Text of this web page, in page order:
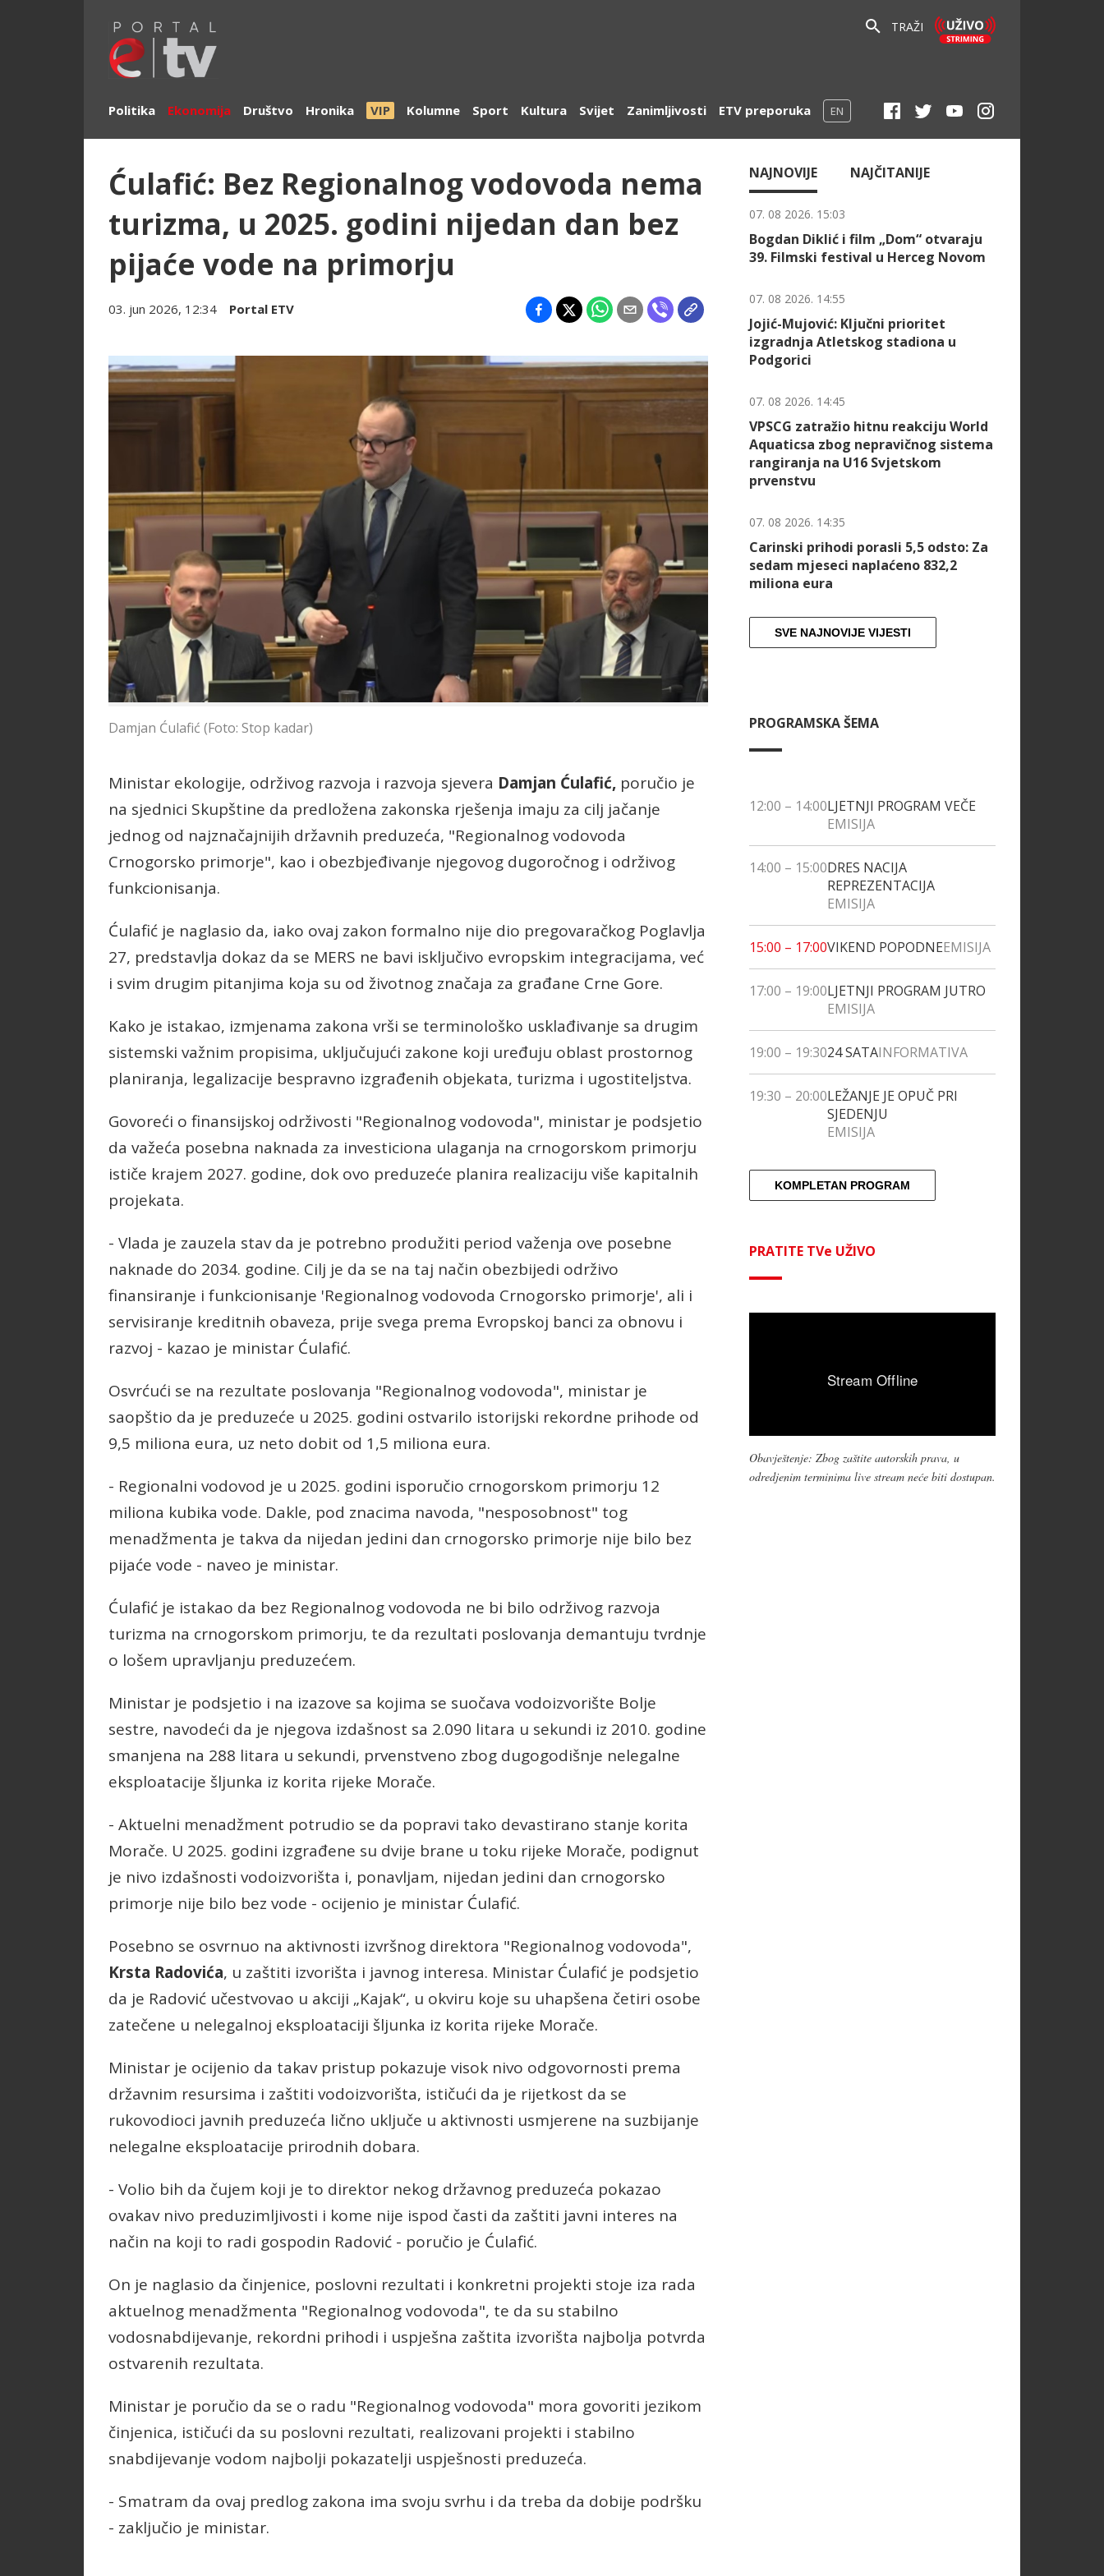
TRAŽI
Politika Ekonomija Društvo Hronika VIP Kolumne Sport Kultura Svijet Zanimljivosti ETV preporuka EN
Ćulafić: Bez Regionalnog vodovoda nema
turizma, u 2025. godini nijedan dan bez
pijaće vode na primorju
03. jun 2026, 12:34 Portal ETV
Damjan Ćulafić (Foto: Stop kadar)
Ministar ekologije, održivog razvoja i razvoja sjevera Damjan Ćulafić, poručio je
na sjednici Skupštine da predložena zakonska rješenja imaju za cilj jačanje
jednog od najznačajnijih državnih preduzeća, "Regionalnog vodovoda
Crnogorsko primorje", kao i obezbjeđivanje njegovog dugoročnog i održivog
funkcionisanja.
Ćulafić je naglasio da, iako ovaj zakon formalno nije dio pregovaračkog Poglavlja
27, predstavlja dokaz da se MERS ne bavi isključivo evropskim integracijama, već
i svim drugim pitanjima koja su od životnog značaja za građane Crne Gore.
Kako je istakao, izmjenama zakona vrši se terminološko usklađivanje sa drugim
sistemski važnim propisima, uključujući zakone koji uređuju oblast prostornog
planiranja, legalizacije bespravno izgrađenih objekata, turizma i ugostiteljstva.
Govoreći o finansijskoj održivosti "Regionalnog vodovoda", ministar je podsjetio
da važeća posebna naknada za investiciona ulaganja na crnogorskom primorju
ističe krajem 2027. godine, dok ovo preduzeće planira realizaciju više kapitalnih
projekata.
- Vlada je zauzela stav da je potrebno produžiti period važenja ove posebne
naknade do 2034. godine. Cilj je da se na taj način obezbijedi održivo
finansiranje i funkcionisanje 'Regionalnog vodovoda Crnogorsko primorje', ali i
servisiranje kreditnih obaveza, prije svega prema Evropskoj banci za obnovu i
razvoj - kazao je ministar Ćulafić.
Osvrćući se na rezultate poslovanja "Regionalnog vodovoda", ministar je
saopštio da je preduzeće u 2025. godini ostvarilo istorijski rekordne prihode od
9,5 miliona eura, uz neto dobit od 1,5 miliona eura.
- Regionalni vodovod je u 2025. godini isporučio crnogorskom primorju 12
miliona kubika vode. Dakle, pod znacima navoda, "nesposobnost" tog
menadžmenta je takva da nijedan jedini dan crnogorsko primorje nije bilo bez
pijaće vode - naveo je ministar.
Ćulafić je istakao da bez Regionalnog vodovoda ne bi bilo održivog razvoja
turizma na crnogorskom primorju, te da rezultati poslovanja demantuju tvrdnje
o lošem upravljanju preduzećem.
Ministar je podsjetio i na izazove sa kojima se suočava vodoizvorište Bolje
sestre, navodeći da je njegova izdašnost sa 2.090 litara u sekundi iz 2010. godine
smanjena na 288 litara u sekundi, prvenstveno zbog dugogodišnje nelegalne
eksploatacije šljunka iz korita rijeke Morače.
- Aktuelni menadžment potrudio se da popravi tako devastirano stanje korita
Morače. U 2025. godini izgrađene su dvije brane u toku rijeke Morače, podignut
je nivo izdašnosti vodoizvorišta i, ponavljam, nijedan jedini dan crnogorsko
primorje nije bilo bez vode - ocijenio je ministar Ćulafić.
Posebno se osvrnuo na aktivnosti izvršnog direktora "Regionalnog vodovoda",
Krsta Radovića, u zaštiti izvorišta i javnog interesa. Ministar Ćulafić je podsjetio
da je Radović učestvovao u akciji „Kajak“, u okviru koje su uhapšena četiri osobe
zatečene u nelegalnoj eksploataciji šljunka iz korita rijeke Morače.
Ministar je ocijenio da takav pristup pokazuje visok nivo odgovornosti prema
državnim resursima i zaštiti vodoizvorišta, ističući da je rijetkost da se
rukovodioci javnih preduzeća lično uključe u aktivnosti usmjerene na suzbijanje
nelegalne eksploatacije prirodnih dobara.
- Volio bih da čujem koji je to direktor nekog državnog preduzeća pokazao
ovakav nivo preduzimljivosti i kome nije ispod časti da zaštiti javni interes na
način na koji to radi gospodin Radović - poručio je Ćulafić.
On je naglasio da činjenice, poslovni rezultati i konkretni projekti stoje iza rada
aktuelnog menadžmenta "Regionalnog vodovoda", te da su stabilno
vodosnabdijevanje, rekordni prihodi i uspješna zaštita izvorišta najbolja potvrda
ostvarenih rezultata.
Ministar je poručio da se o radu "Regionalnog vodovoda" mora govoriti jezikom
činjenica, ističući da su poslovni rezultati, realizovani projekti i stabilno
snabdijevanje vodom najbolji pokazatelji uspješnosti preduzeća.
- Smatram da ovaj predlog zakona ima svoju svrhu i da treba da dobije podršku
- zaključio je ministar.
NAJNOVIJE NAJČITANIJE
07. 08 2026. 15:03
Bogdan Diklić i film „Dom“ otvaraju
39. Filmski festival u Herceg Novom
07. 08 2026. 14:55
Jojić-Mujović: Ključni prioritet
izgradnja Atletskog stadiona u
Podgorici
07. 08 2026. 14:45
VPSCG zatražio hitnu reakciju World
Aquaticsa zbog nepravičnog sistema
rangiranja na U16 Svjetskom
prvenstvu
07. 08 2026. 14:35
Carinski prihodi porasli 5,5 odsto: Za
sedam mjeseci naplaćeno 832,2
miliona eura
SVE NAJNOVIJE VIJESTI
PROGRAMSKA ŠEMA
12:00 – 14:00LJETNJI PROGRAM VEČE
EMISIJA
14:00 – 15:00DRES NACIJA
REPREZENTACIJA
EMISIJA
15:00 – 17:00VIKEND POPODNEEMISIJA
17:00 – 19:00LJETNJI PROGRAM JUTRO
EMISIJA
19:00 – 19:3024 SATAINFORMATIVA
19:30 – 20:00LEŽANJE JE OPUČ PRI
SJEDENJU
EMISIJA
KOMPLETAN PROGRAM
PRATITE TVe UŽIVO
Obavještenje: Zbog zaštite autorskih prava, u
odredjenim terminima live stream neće biti dostupan.